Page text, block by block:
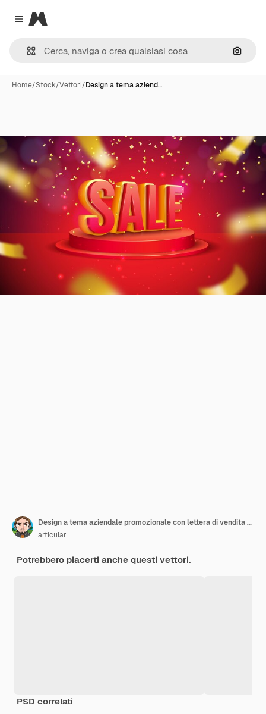
Close menu
Magnific
Cerca
Home/Stock/Vettori/Design a tema aziend…
Design a tema aziendale promozionale con lettera di vendita 3d sul podio e coriandoli su sfondo rosso
articular
Potrebbero piacerti anche questi vettori.
PSD correlati